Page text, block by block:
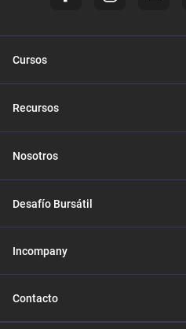
Cursos
Recursos
Nosotros
Desafío Bursátil
Incompany
Contacto